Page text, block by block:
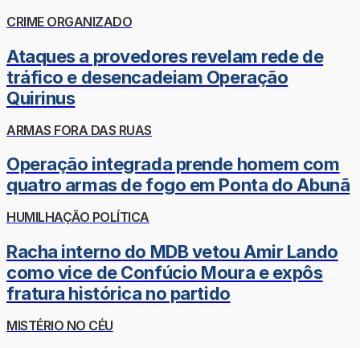
CRIME ORGANIZADO
Ataques a provedores revelam rede de
tráfico e desencadeiam Operação
Quirinus
ARMAS FORA DAS RUAS
Operação integrada prende homem com
quatro armas de fogo em Ponta do Abunã
HUMILHAÇÃO POLÍTICA
Racha interno do MDB vetou Amir Lando
como vice de Confúcio Moura e expôs
fratura histórica no partido
MISTÉRIO NO CÉU